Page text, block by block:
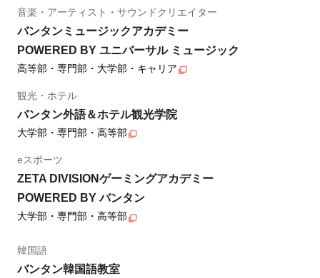
音楽・アーティスト・サウンドクリエイター
バンタンミュージックアカデミー
POWERED BY ユニバーサル ミュージック
高等部・専門部・大学部・キャリア
観光・ホテル
バンタン外語＆ホテル観光学院
大学部・専門部・高等部
eスポーツ
ZETA DIVISIONゲーミングアカデミー
POWERED BY バンタン
大学部・専門部・高等部
韓国語
バンタン韓国語教室